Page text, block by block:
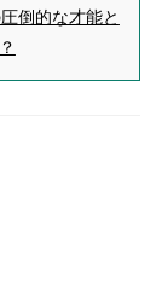
倒的な才能と